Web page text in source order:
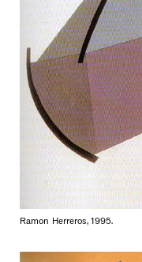
Ramon Herreros, 1995.